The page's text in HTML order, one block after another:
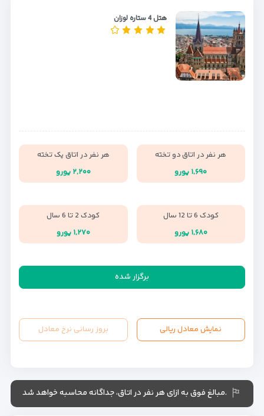
هتل 4 ستاره لوزان
هر نفر در اتاق دو تخته
۱,۶۹۰ یورو
هر نفر در اتاق یک تخته
۲,۲۰۰ یورو
کودک 6 تا 12 سال
۱,۶۸۰ یورو
کودک 2 تا 6 سال
۱,۲۷۰ یورو
برگزار شده
نمایش معادل ریالی بروز رسانی نرخ معادل
.مبالغ فوق به ازای هر نفر در اتاق، جداگانه محاسبه خواهد شد